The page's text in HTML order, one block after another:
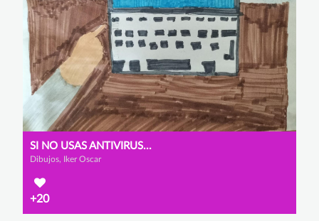
SI NO USAS ANTIVIRUS...
Dibujos, Iker Oscar
+20